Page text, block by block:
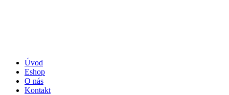
Úvod
Eshop
O nás
Kontakt